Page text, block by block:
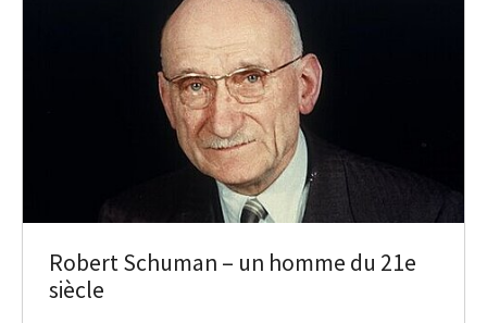
Robert Schuman – un homme du 21e
siècle